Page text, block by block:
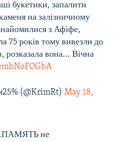
букетики, запалити
на залізничному
з Афіфе,
75 років тому вивезли до
розказала вона... Вічна
(@KrimRt) May 18,
не